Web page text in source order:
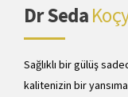
Dr Seda
Sağlıklı bir gülüş
kalitenizin bir